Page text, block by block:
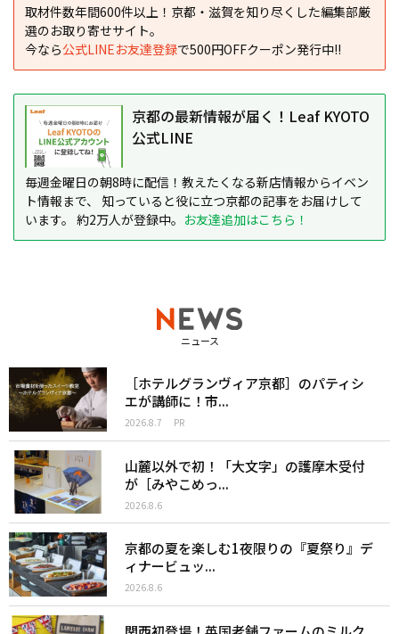
取材件数年間600件以上！京都・滋賀を知り尽くした編集部厳
選のお取り寄せサイト。
今なら公式LINEお友達登録で500円OFFクーポン発行中!!
京都の最新情報が届く！Leaf KYOTO
公式LINE
毎週金曜日の朝8時に配信！教えたくなる新店情報からイベン
ト情報まで、 知っていると役に立つ京都の記事をお届けして
います。 約2万人が登録中。 お友達追加はこちら！
ニュース
［ホテルグランヴィア京都］のパティシ
エが講師に！市...
2026.8.7 PR
山麓以外で初！「大文字」の護摩木受付
が［みやこめっ...
2026.8.6
京都の夏を楽しむ1夜限りの『夏祭り』デ
ィナービュッ...
2026.8.6